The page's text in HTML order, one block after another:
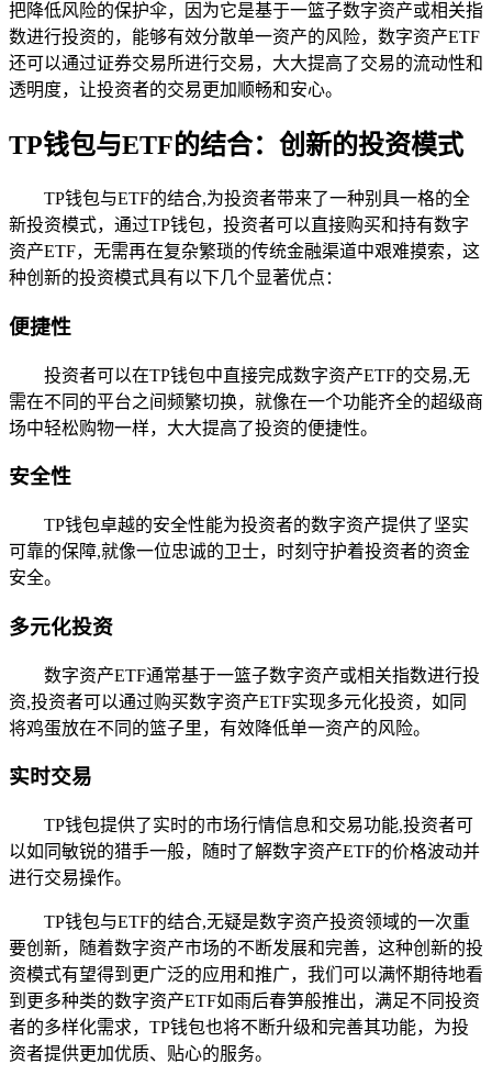
把降低风险的保护伞，因为它是基于一篮子数字资产或相关指
数进行投资的，能够有效分散单一资产的风险，数字资产ETF
还可以通过证券交易所进行交易，大大提高了交易的流动性和
透明度，让投资者的交易更加顺畅和安心。
TP钱包与ETF的结合：创新的投资模式
TP钱包与ETF的结合,为投资者带来了一种别具一格的全
新投资模式，通过TP钱包，投资者可以直接购买和持有数字
资产ETF，无需再在复杂繁琐的传统金融渠道中艰难摸索，这
种创新的投资模式具有以下几个显著优点：
便捷性
投资者可以在TP钱包中直接完成数字资产ETF的交易,无
需在不同的平台之间频繁切换，就像在一个功能齐全的超级商
场中轻松购物一样，大大提高了投资的便捷性。
安全性
TP钱包卓越的安全性能为投资者的数字资产提供了坚实
可靠的保障,就像一位忠诚的卫士，时刻守护着投资者的资金
安全。
多元化投资
数字资产ETF通常基于一篮子数字资产或相关指数进行投
资,投资者可以通过购买数字资产ETF实现多元化投资，如同
将鸡蛋放在不同的篮子里，有效降低单一资产的风险。
实时交易
TP钱包提供了实时的市场行情信息和交易功能,投资者可
以如同敏锐的猎手一般，随时了解数字资产ETF的价格波动并
进行交易操作。
TP钱包与ETF的结合,无疑是数字资产投资领域的一次重
要创新，随着数字资产市场的不断发展和完善，这种创新的投
资模式有望得到更广泛的应用和推广，我们可以满怀期待地看
到更多种类的数字资产ETF如雨后春笋般推出，满足不同投资
者的多样化需求，TP钱包也将不断升级和完善其功能，为投
资者提供更加优质、贴心的服务。